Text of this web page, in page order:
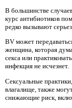
В большинстве
курс антибиотиков
редко вызывают
BV может
женщина, которая
секса или
инфекция не исчезнет.
Сексуальные
влагалище, также
снижающие риск,